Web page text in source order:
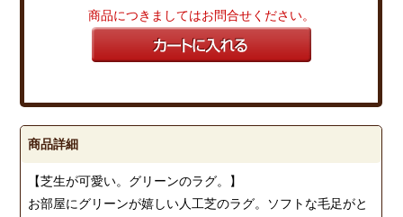
商品につきましてはお問合せください。
商品詳細
【芝生が可愛い。グリーンのラグ。】
お部屋にグリーンが嬉しい人工芝のラグ。ソフトな毛足がと